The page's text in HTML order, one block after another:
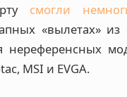
смогли
«вылетах»
нереференсных
MSI и EVGA.